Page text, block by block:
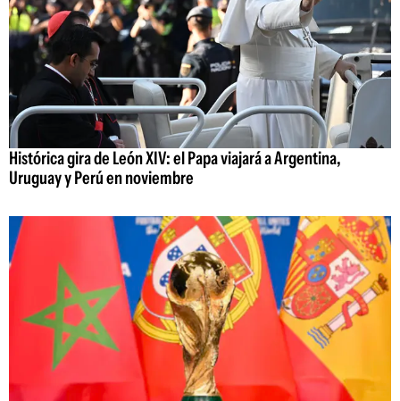
Histórica gira de León XIV: el Papa viajará a Argentina,
Uruguay y Perú en noviembre